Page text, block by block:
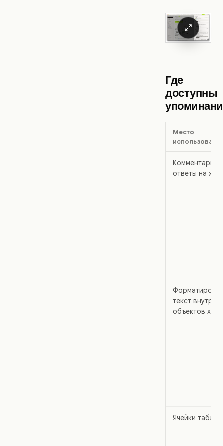
Где
доступны
Место
Комментарии
ответы на
текст внутри
объектов
Ячейки таблиц